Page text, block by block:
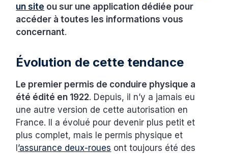
un site ou sur une application dédiée pour
accéder à toutes les informations vous
concernant.
Évolution de cette tendance
Le premier permis de conduire physique a
été édité en 1922. Depuis, il n’y a jamais eu
une autre version de cette autorisation en
France. Il a évolué pour devenir plus petit et
plus complet, mais le permis physique et
’assurance deux-roues ont toujours été des